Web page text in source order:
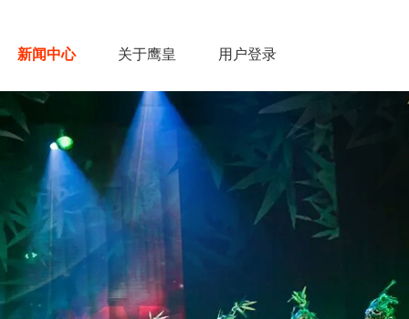
新闻中心 关于鹰皇 用户登录